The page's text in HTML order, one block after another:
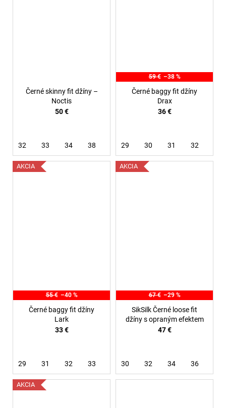
Černé skinny fit džíny –
Noctis
50 €
32 33 34 38
59 € –38 %
Černé baggy fit džíny
Drax
36 €
29 30 31 32
AKCIA
55 € –40 %
Černé baggy fit džíny
Lark
33 €
29 31 32 33
AKCIA
67 € –29 %
SikSilk Černé loose fit
džíny s opraným efektem
47 €
30 32 34 36
AKCIA